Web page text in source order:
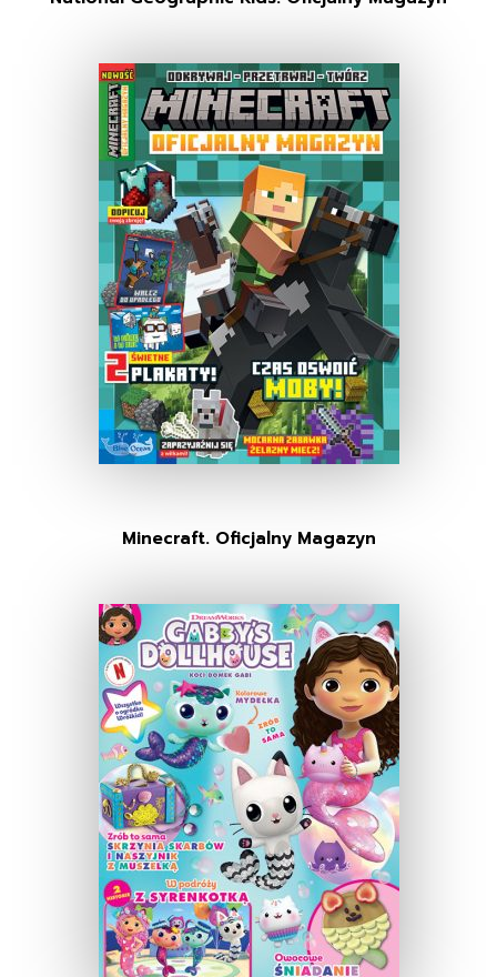
Minecraft. Oficjalny Magazyn